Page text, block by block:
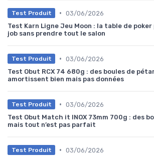
Test Produit • 03/06/2026
Test Karn Ligne Jeu Moon : la table de
job sans prendre tout le salon
Test Produit • 03/06/2026
Test Obut RCX 74 680g : des boules de
amortissent bien mais pas données
Test Produit • 03/06/2026
Test Obut Match it INOX 73mm 700g : des
mais tout n’est pas parfait
Test Produit • 03/06/2026